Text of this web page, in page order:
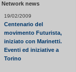
Network news
19/02/2009
Centenario del
movimento Futurista,
iniziato con Marinetti.
Eventi ed iniziative a
Torino